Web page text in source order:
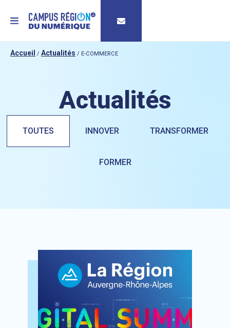
MENU
Accueil / Actualités / E-COMMERCE
Actualités
TOUTES INNOVER TRANSFORMER
FORMER